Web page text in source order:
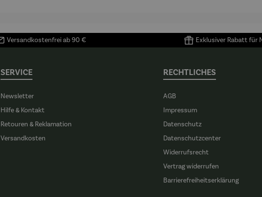
ell
Versandkostenfrei ab 90 € Exklusiver Rabatt für
SERVICE
Newsletter
Hilfe & Kontakt
Retouren & Reklamation
Versandkosten
RECHTLICHES
AGB
Impressum
Datenschutz
Datenschutzcenter
Widerrufsrecht
Vertrag widerrufen
Barrierefreiheitserklärung